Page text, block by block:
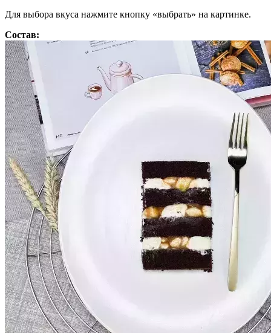
Для выбора вкуса нажмите кнопку «выбрать» на картинке.
Состав: